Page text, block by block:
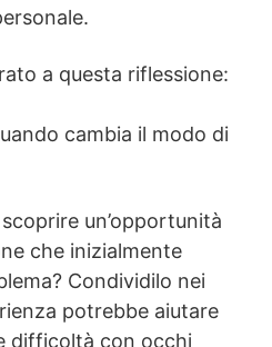
a questa riflessione:
cambia il modo di
un’opportunità
che inizialmente
Condividilo nei
potrebbe aiutare
difficoltà con occhi